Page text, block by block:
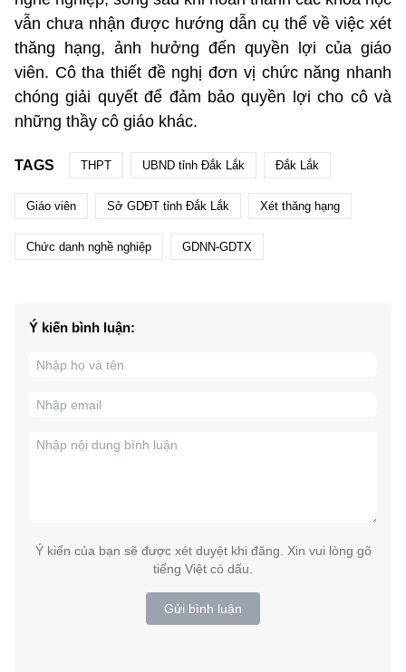
vẫn chưa nhận được hướng dẫn cụ thể về việc xét
thăng hạng, ảnh hưởng đến quyền lợi của giáo
viên. Cô tha thiết đề nghị đơn vị chức năng nhanh
chóng giải quyết để đảm bảo quyền lợi cho cô và
những thầy cô giáo khác.
TAGS THPT UBND tỉnh Đắk Lắk Đắk Lắk
Giáo viên Sở GDĐT tỉnh Đắk Lắk Xét thăng hạng
Chức danh nghề nghiệp GDNN-GDTX
Ý kiến bình luận:
Ý kiến của bạn sẽ được xét duyệt khi đăng. Xin vui lòng gõ
tiếng Việt có dấu.
Gửi bình luận